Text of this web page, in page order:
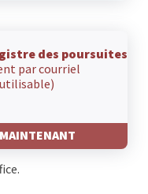
des poursuites
par courriel